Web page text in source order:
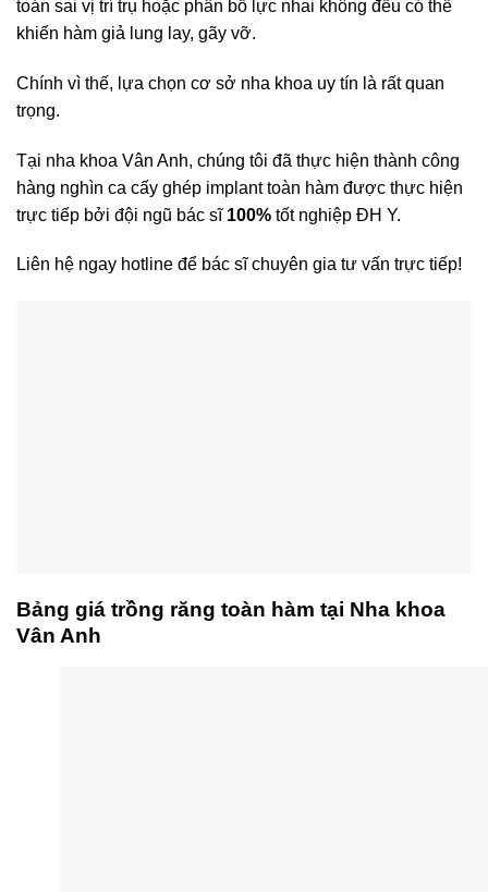
toán sai vị trí trụ hoặc phân bổ lực nhai không đều có thể
khiến hàm giả lung lay, gãy vỡ.
Chính vì thế, lựa chọn cơ sở nha khoa uy tín là rất quan
trọng.
Tại nha khoa Vân Anh, chúng tôi đã thực hiện thành công
hàng nghìn ca cấy ghép implant toàn hàm được thực hiện
trực tiếp bởi đội ngũ bác sĩ 100% tốt nghiệp ĐH Y.
Liên hệ ngay hotline để bác sĩ chuyên gia tư vấn trực tiếp!
Bảng giá trồng răng toàn hàm tại Nha khoa
Vân Anh